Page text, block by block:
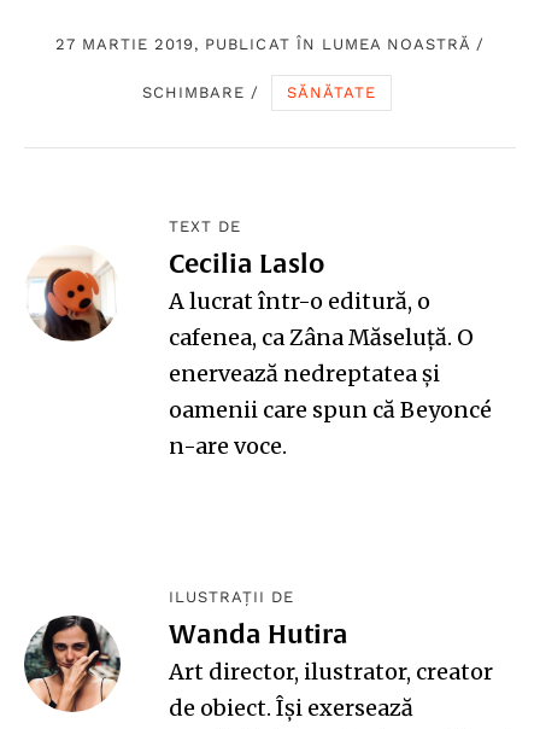
27 MARTIE 2019, PUBLICAT ÎN LUMEA NOASTRĂ /
SCHIMBARE / SĂNĂTATE
TEXT DE
Cecilia Laslo
A lucrat într-o editură, o
cafenea, ca Zâna Măseluță. O
enervează nedreptatea și
oamenii care spun că Beyoncé
n-are voce.
ILUSTRAȚII DE
Wanda Hutira
Art director, ilustrator, creator
de obiect. Își exersează